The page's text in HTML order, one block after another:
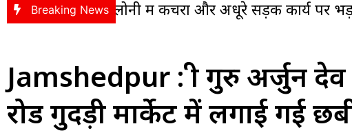
Breaking News
: बागबेड़ा कॉलोनी में कचरा और अधूरे सड़क कार्य पर
Jamshedpur : श्री गुरु अर्जुन
रोड गुदड़ी मार्केट में लगाई गई